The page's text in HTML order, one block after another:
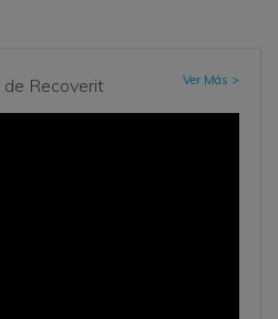
de Recoverit Ver Más >